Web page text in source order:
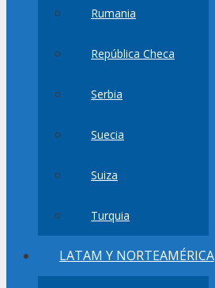
Rumania
República Checa
Serbia
Suecia
Suiza
Turquia
LATAM Y NORTEAMÉRICA